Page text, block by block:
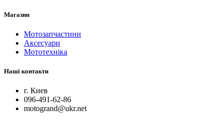
Магазин
Мотозапчастини
Аксесуари
Мототехніка
Наші контакти
г. Киев
096-491-62-86
motogrand@ukr.net